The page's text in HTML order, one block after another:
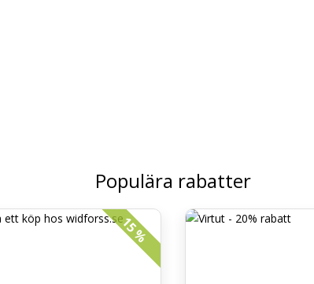
Populära rabatter
15 %